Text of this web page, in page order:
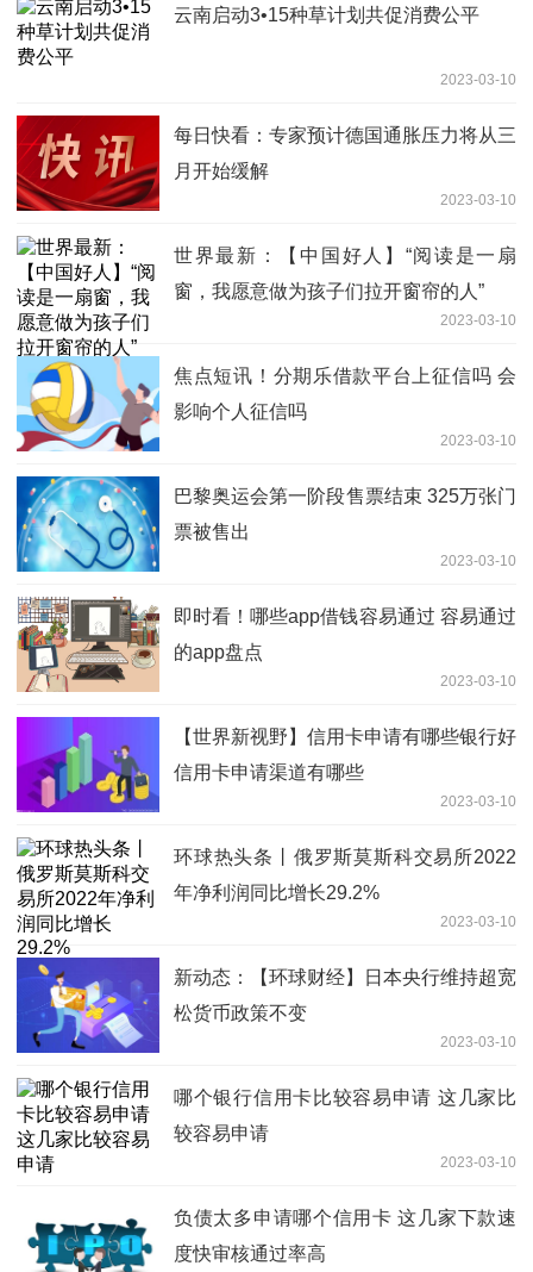
云南启动3•15种草计划共促消费公平
2023-03-10
每日快看：专家预计德国通胀压力将从三
月开始缓解
2023-03-10
世界最新：【中国好人】“阅读是一扇
窗，我愿意做为孩子们拉开窗帘的人”
2023-03-10
焦点短讯！分期乐借款平台上征信吗 会
影响个人征信吗
2023-03-10
巴黎奥运会第一阶段售票结束 325万张门
票被售出
2023-03-10
即时看！哪些app借钱容易通过 容易通过
的app盘点
2023-03-10
【世界新视野】信用卡申请有哪些银行好
信用卡申请渠道有哪些
2023-03-10
环球热头条丨俄罗斯莫斯科交易所2022
年净利润同比增长29.2%
2023-03-10
新动态：【环球财经】日本央行维持超宽
松货币政策不变
2023-03-10
哪个银行信用卡比较容易申请 这几家比
较容易申请
2023-03-10
负债太多申请哪个信用卡 这几家下款速
度快审核通过率高